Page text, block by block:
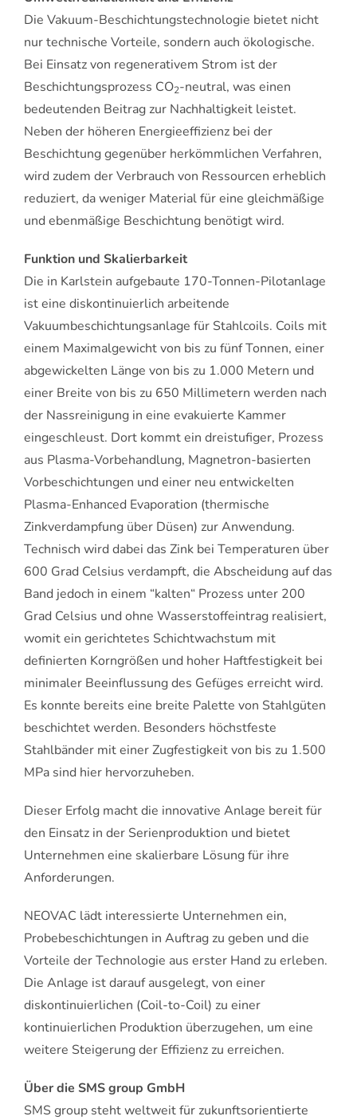
Die Vakuum-Beschichtungstechnologie bietet nicht
nur technische Vorteile, sondern auch ökologische.
Bei Einsatz von regenerativem Strom ist der
Beschichtungsprozess CO2-neutral, was einen
bedeutenden Beitrag zur Nachhaltigkeit leistet.
Neben der höheren Energieeffizienz bei der
Beschichtung gegenüber herkömmlichen Verfahren,
wird zudem der Verbrauch von Ressourcen erheblich
reduziert, da weniger Material für eine gleichmäßige
und ebenmäßige Beschichtung benötigt wird.
Funktion und Skalierbarkeit
Die in Karlstein aufgebaute 170-Tonnen-Pilotanlage
ist eine diskontinuierlich arbeitende
Vakuumbeschichtungsanlage für Stahlcoils. Coils mit
einem Maximalgewicht von bis zu fünf Tonnen, einer
abgewickelten Länge von bis zu 1.000 Metern und
einer Breite von bis zu 650 Millimetern werden nach
der Nassreinigung in eine evakuierte Kammer
eingeschleust. Dort kommt ein dreistufiger, Prozess
aus Plasma-Vorbehandlung, Magnetron-basierten
Vorbeschichtungen und einer neu entwickelten
Plasma-Enhanced Evaporation (thermische
Zinkverdampfung über Düsen) zur Anwendung.
Technisch wird dabei das Zink bei Temperaturen über
600 Grad Celsius verdampft, die Abscheidung auf das
Band jedoch in einem “kalten“ Prozess unter 200
Grad Celsius und ohne Wasserstoffeintrag realisiert,
womit ein gerichtetes Schichtwachstum mit
definierten Korngrößen und hoher Haftfestigkeit bei
minimaler Beeinflussung des Gefüges erreicht wird.
Es konnte bereits eine breite Palette von Stahlgüten
beschichtet werden. Besonders höchstfeste
Stahlbänder mit einer Zugfestigkeit von bis zu 1.500
MPa sind hier hervorzuheben.
Dieser Erfolg macht die innovative Anlage bereit für
den Einsatz in der Serienproduktion und bietet
Unternehmen eine skalierbare Lösung für ihre
Anforderungen.
NEOVAC lädt interessierte Unternehmen ein,
Probebeschichtungen in Auftrag zu geben und die
Vorteile der Technologie aus erster Hand zu erleben.
Die Anlage ist darauf ausgelegt, von einer
diskontinuierlichen (Coil-to-Coil) zu einer
kontinuierlichen Produktion überzugehen, um eine
weitere Steigerung der Effizienz zu erreichen.
Über die SMS group GmbH
SMS group steht weltweit für zukunftsorientierte